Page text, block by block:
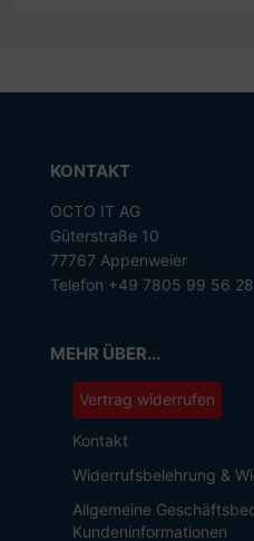
KONTAKT
OCTO IT AG
Güterstraße 10
77767 Appenweier
Telefon +49 7805 99 56
MEHR ÜBER...
Vertrag widerrufen
Kontakt
Widerrufsbelehrung &
Allgemeine
Kundeninformationen